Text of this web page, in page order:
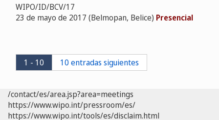
WIPO/ID/BCV/17
23 de mayo de 2017 (Belmopan, Belice) Presencial
1 - 10 10 entradas siguientes
/contact/es/area.jsp?area=meetings
https://www.wipo.int/pressroom/es/
https://www.wipo.int/tools/es/disclaim.html